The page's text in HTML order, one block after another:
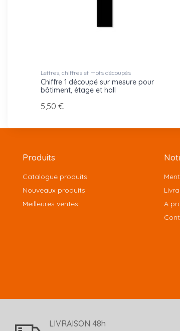
Lettres, chiffres et mots découpés
Chiffre 1 découpé sur mesure pour
bâtiment, étage et hall
5,50 €
Produits
Catalogue produits
Nouveaux produits
Meilleures ventes
A
LIVRAISON 48h